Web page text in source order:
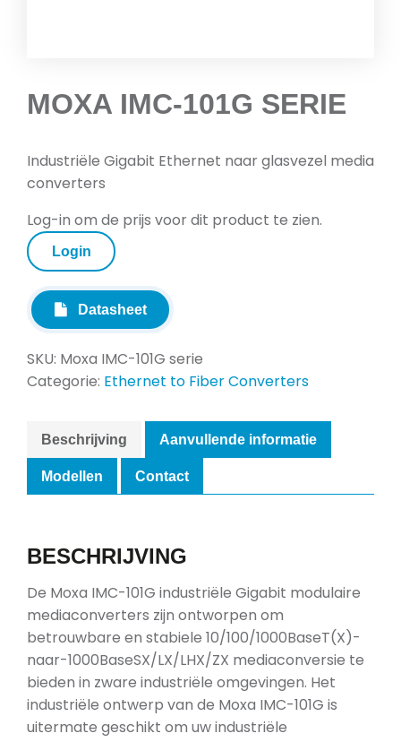
MOXA IMC-101G SERIE
Industriële Gigabit Ethernet naar glasvezel media
converters
Log-in om de prijs voor dit product te zien.
Login
Datasheet
SKU: Moxa IMC-101G serie
Categorie: Ethernet to Fiber Converters
Beschrijving Aanvullende informatie
Modellen Contact
BESCHRIJVING
De Moxa IMC-101G industriële Gigabit modulaire
mediaconverters zijn ontworpen om
betrouwbare en stabiele 10/100/1000BaseT(X)-
naar-1000BaseSX/LX/LHX/ZX mediaconversie te
bieden in zware industriële omgevingen. Het
industriële ontwerp van de Moxa IMC-101G is
uitermate geschikt om uw industriële